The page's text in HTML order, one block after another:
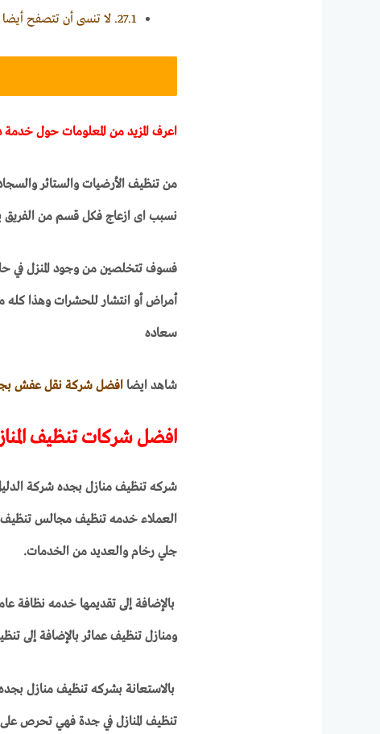
27.1. لا تنسى أن تتصفح
اعرف المزيد من المعلومات حول خدمة
من تنظيف الأرضيات والستائر
نسبب اى ازعاج فكل قسم من الفريق
فسوف تتخلصين من وجود المنزل في
أمراض أو انتشار للحشرات وهذا كله
سعاده
شاهد ايضا افضل شركة نقل عفش
افضل شركات تنظيف
شركه تنظيف منازل بجده شركة
العملاء خدمه تنظيف مجالس
جلي رخام والعديد من الخدمات.
بالإضافة إلى تقديمها خدمه
ومنازل تنظيف عمائر بالإضافة إلى
بالاستعانة بشركه تنظيف منازل
تنظيف المنازل في جدة فهي تحرص على